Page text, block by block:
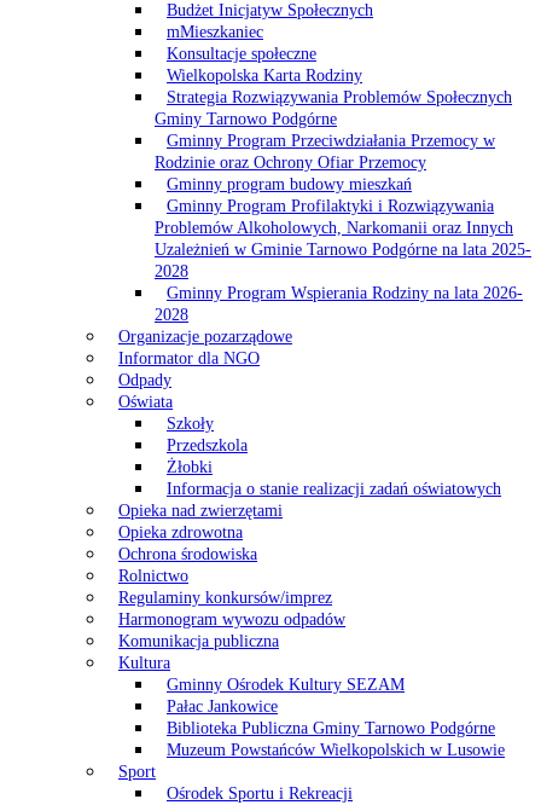
Budżet Inicjatyw Społecznych
mMieszkaniec
Konsultacje społeczne
Wielkopolska Karta Rodziny
Strategia Rozwiązywania Problemów Społecznych
Gminy Tarnowo Podgórne
Gminny Program Przeciwdziałania Przemocy w
Rodzinie oraz Ochrony Ofiar Przemocy
Gminny program budowy mieszkań
Gminny Program Profilaktyki i Rozwiązywania
Problemów Alkoholowych, Narkomanii oraz Innych
Uzależnień w Gminie Tarnowo Podgórne na lata 2025-
2028
Gminny Program Wspierania Rodziny na lata 2026-
2028
Organizacje pozarządowe
Informator dla NGO
Odpady
Oświata
Szkoły
Przedszkola
Żłobki
Informacja o stanie realizacji zadań oświatowych
Opieka nad zwierzętami
Opieka zdrowotna
Ochrona środowiska
Rolnictwo
Regulaminy konkursów/imprez
Harmonogram wywozu odpadów
Komunikacja publiczna
Kultura
Gminny Ośrodek Kultury SEZAM
Pałac Jankowice
Biblioteka Publiczna Gminy Tarnowo Podgórne
Muzeum Powstańców Wielkopolskich w Lusowie
Sport
Ośrodek Sportu i Rekreacji